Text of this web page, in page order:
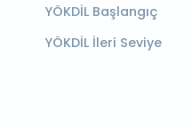
YÖKDİL Başlangıç
YÖKDİL İleri Seviye